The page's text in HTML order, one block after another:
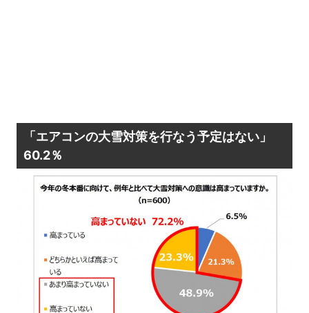
「エアコンの大雪対策を行なう予定はない」
60.2％